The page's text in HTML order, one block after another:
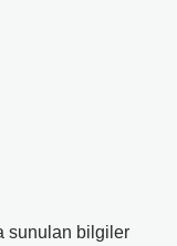
sunulan bilgiler